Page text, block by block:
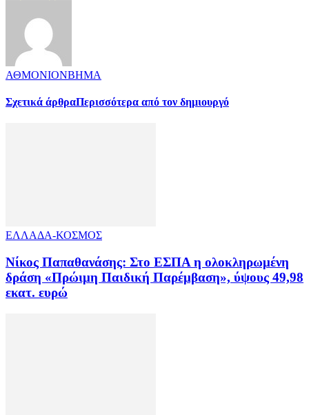
ΑΘΜΟΝΙΟΝΒΗΜΑ
Σχετικά άρθραΠερισσότερα από τον δημιουργό
ΕΛΛΑΔΑ-ΚΟΣΜΟΣ
Νίκος Παπαθανάσης: Στο ΕΣΠΑ η ολοκληρωμένη
δράση «Πρώιμη Παιδική Παρέμβαση», ύψους 49,98
εκατ. ευρώ